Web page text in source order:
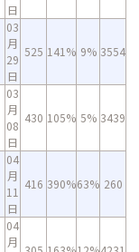
日
03
月
29
日
525 141% 9% 3554
03
月
08
日
430 105% 5% 3439
04
月
11
日
416 390%63% 260
04
月